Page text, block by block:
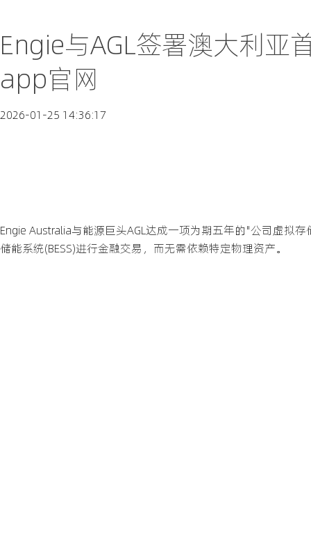
Engie与AGL签署澳大利亚
app官网
2026-01-25 14:36:17
Engie Australia与能源巨头AGL达成一项为期五年的"公司虚拟
储能系统(BESS)进行金融交易，而无需依赖特定物理资产。